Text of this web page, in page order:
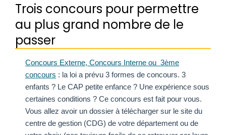
Trois concours pour permettre
au plus grand nombre de le
passer
Concours Externe, Concours Interne ou 3ème
concours : la loi a prévu 3 formes de concours. 3
enfants ? Le CAP petite enfance ? Une expérience sous
certaines conditions ? Ce concours est fait pour vous.
Vous allez avoir un dossier à télécharger sur le site du
centre de gestion (CDG) de votre département ou de